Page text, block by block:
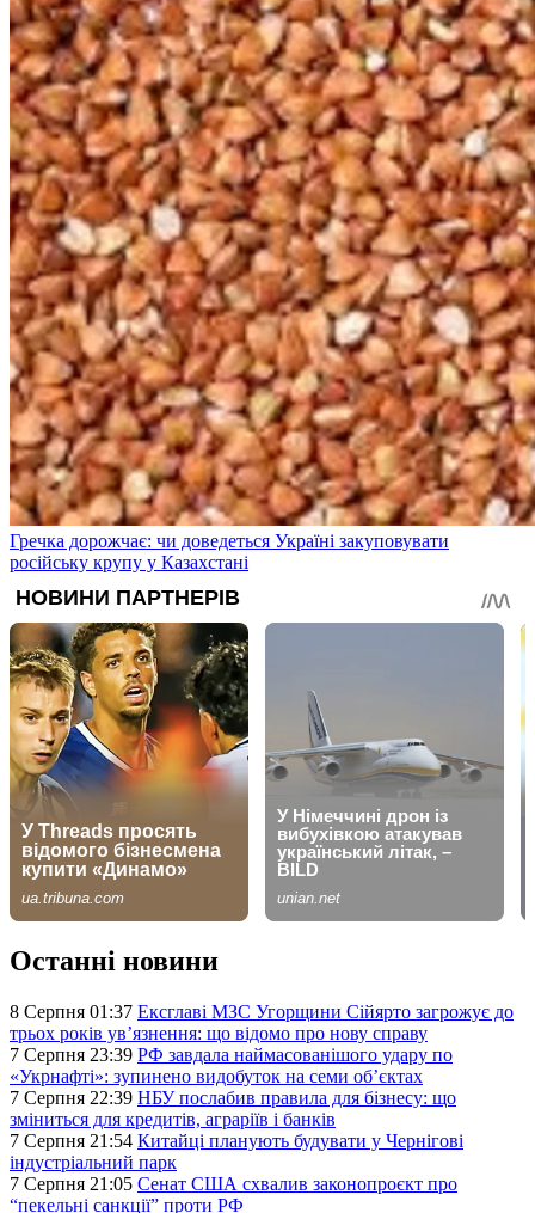
Гречка дорожчає: чи доведеться Україні закуповувати
російську крупу у Казахстані
Останні новини
8 Серпня 01:37 Ексглаві МЗС Угорщини Сійярто загрожує до
трьох років ув’язнення: що відомо про нову справу
7 Серпня 23:39 РФ завдала наймасованішого удару по
«Укрнафті»: зупинено видобуток на семи об’єктах
7 Серпня 22:39 НБУ послабив правила для бізнесу: що
зміниться для кредитів, аграріїв і банків
7 Серпня 21:54 Китайці планують будувати у Чернігові
індустріальний парк
7 Серпня 21:05 Сенат США схвалив законопроєкт про
“пекельні санкції” проти РФ